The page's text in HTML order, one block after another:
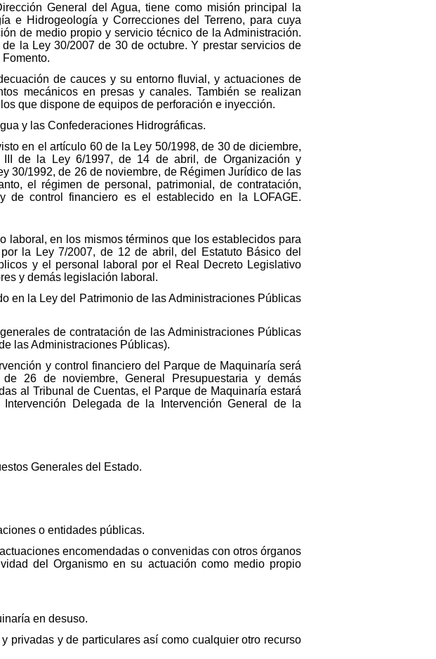
General del Agua, tiene como misión principal la
e Hidrogeología y Correcciones del Terreno, para cuya
de medio propio y servicio técnico de la Administración.
la Ley 30/2007 de 30 de octubre. Y prestar servicios de
de cauces y su entorno fluvial, y actuaciones de
mecánicos en presas y canales. También se realizan
que dispone de equipos de perforación e inyección.
y las Confederaciones Hidrográficas.
en el artículo 60 de la Ley 50/1998, de 30 de diciembre,
de la Ley 6/1997, de 14 de abril, de Organización y
30/1992, de 26 de noviembre, de Régimen Jurídico de las
el régimen de personal, patrimonial, de contratación,
de control financiero es el establecido en la LOFAGE.
laboral, en los mismos términos que los establecidos para
la Ley 7/2007, de 12 de abril, del Estatuto Básico del
y el personal laboral por el Real Decreto Legislativo
y demás legislación laboral.
en la Ley del Patrimonio de las Administraciones Públicas
de contratación de las Administraciones Públicas
las Administraciones Públicas).
y control financiero del Parque de Maquinaría será
26 de noviembre, General Presupuestaria y demás
al Tribunal de Cuentas, el Parque de Maquinaría estará
Delegada de la Intervención General de la
Generales del Estado.
o entidades públicas.
encomendadas o convenidas con otros órganos
del Organismo en su actuación como medio propio
en desuso.
privadas y de particulares así como cualquier otro recurso